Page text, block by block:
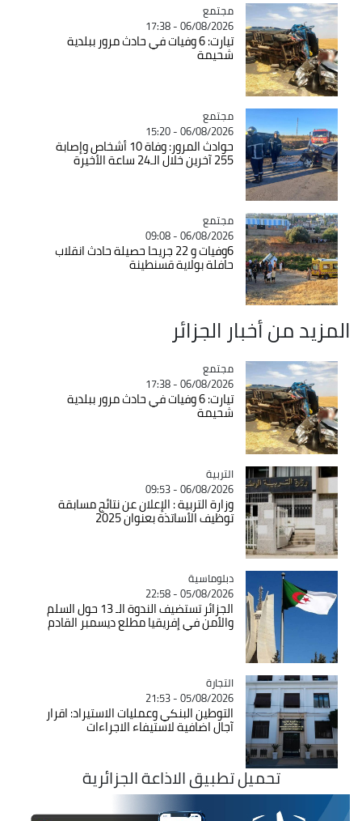
Catégorie
مجتمع
06/08/2026 - 17:38
تيارت: 6 وفيات في حادث مرور ببلدية
شحيمة
Catégorie
مجتمع
06/08/2026 - 15:20
حوادث المرور: وفاة 10 أشخاص وإصابة
255 آخرين خلال الـ24 ساعة الأخيرة
Catégorie
مجتمع
06/08/2026 - 09:08
6وفيات و 22 جريحا حصيلة حادث انقلاب
حافلة بولاية قسنطينة
المزيد من أخبار الجزائر
Catégorie
مجتمع
06/08/2026 - 17:38
تيارت: 6 وفيات في حادث مرور ببلدية
شحيمة
Catégorie
التربية
06/08/2026 - 09:53
وزارة التربية : الإعلان عن نتائج مسابقة
توظيف الأساتذة بعنوان 2025
Catégorie
دبلوماسية
05/08/2026 - 22:58
الجزائر تستضيف الندوة الـ 13 حول السلم
والأمن في إفريقيا مطلع ديسمبر القادم
Catégorie
التجارة
05/08/2026 - 21:53
التوطين البنكي وعمليات الاستيراد: اقرار
آجال اضافية لاستيفاء الاجراءات
تحميل تطبيق الاذاعة الجزائرية